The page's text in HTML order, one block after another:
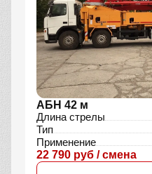
АБН 42 м
Длина стрелы
Тип
Применение
22 790 руб / смена